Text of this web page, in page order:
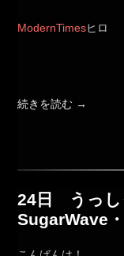
ModernTimesヒロ
続きを読む →
24日 うっし
SugarWave